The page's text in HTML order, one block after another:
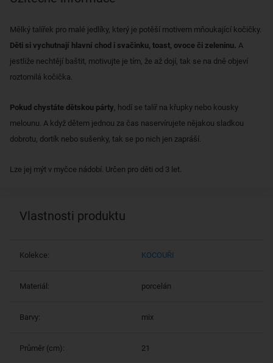
Mělký talířek pro malé jedlíky, který je potěší motivem mňoukající kočičky.
Děti si vychutnají hlavní chod i svačinku, toast, ovoce či zeleninu. A
jestliže nechtějí baštit, motivujte je tím, že až dojí, tak se na dně objeví
roztomilá kočička.
Pokud chystáte dětskou párty, hodí se talíř na křupky nebo kousky
melounu. A když dětem jednou za čas naservírujete nějakou sladkou
dobrotu, dortík nebo sušenky, tak se po nich jen zapráší.
Lze jej mýt v myčce nádobí. Určen pro děti od 3 let.
Vlastnosti produktu
Kolekce: KOCOUŘI
Materiál: porcelán
Barvy: mix
Průměr (cm): 21